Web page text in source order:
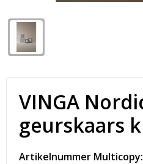
Snoepgoed
Spellen voor binnen en
Veiligheid, Auto en Fiets
Vrije tijd en Strand
Matrozentassen
Opvouwbare tassen
Promotietassen
Reistassen
Rugzakken
VINGA
geurskaars
Artikelnummer Multicopy: